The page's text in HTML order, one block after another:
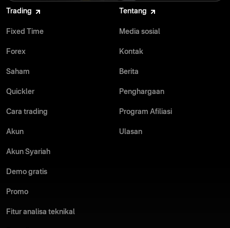
Trading
Fixed Time
Forex
Saham
Quickler
Cara trading
Akun
Akun Syariah
Demo gratis
Promo
Fitur analisa teknikal
Tentang
Media sosial
Kontak
Berita
Penghargaan
Program Afiliasi
Ulasan